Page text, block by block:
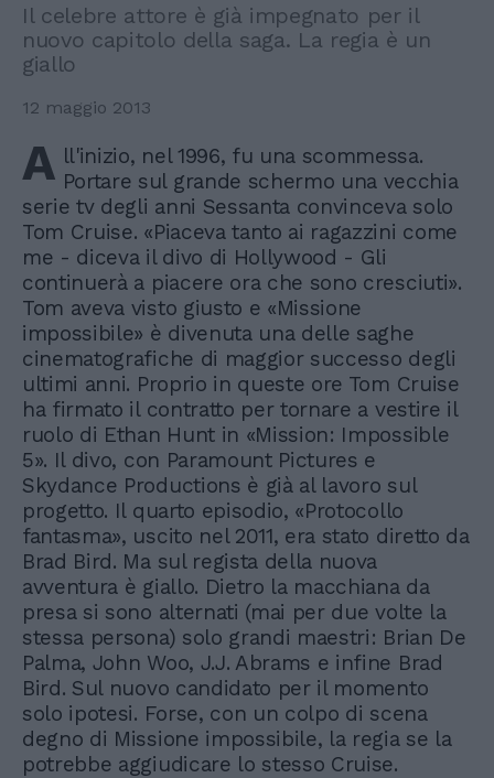
Il celebre attore è già impegnato per il
nuovo capitolo della saga. La regia è un
giallo
12 maggio 2013
A ll'inizio, nel 1996, fu una scommessa.
Portare sul grande schermo una vecchia
serie tv degli anni Sessanta convinceva solo
Tom Cruise. «Piaceva tanto ai ragazzini come
me - diceva il divo di Hollywood - Gli
continuerà a piacere ora che sono cresciuti».
Tom aveva visto giusto e «Missione
impossibile» è divenuta una delle saghe
cinematografiche di maggior successo degli
ultimi anni. Proprio in queste ore Tom Cruise
ha firmato il contratto per tornare a vestire il
ruolo di Ethan Hunt in «Mission: Impossible
5». Il divo, con Paramount Pictures e
Skydance Productions è già al lavoro sul
progetto. Il quarto episodio, «Protocollo
fantasma», uscito nel 2011, era stato diretto da
Brad Bird. Ma sul regista della nuova
avventura è giallo. Dietro la macchiana da
presa si sono alternati (mai per due volte la
stessa persona) solo grandi maestri: Brian De
Palma, John Woo, J.J. Abrams e infine Brad
Bird. Sul nuovo candidato per il momento
solo ipotesi. Forse, con un colpo di scena
degno di Missione impossibile, la regia se la
potrebbe aggiudicare lo stesso Cruise.